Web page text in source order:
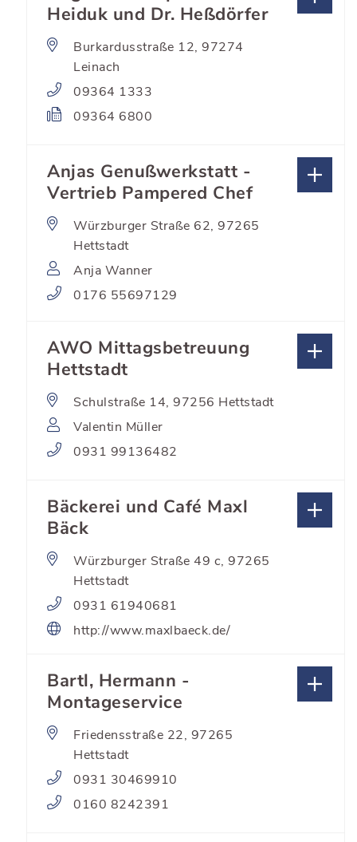
Heiduk und Dr. Heßdörfer
Burkardusstraße 12, 97274
Leinach
09364 1333
09364 6800
Anjas Genußwerkstatt -
Vertrieb Pampered Chef
Würzburger Straße 62, 97265
Hettstadt
Anja Wanner
0176 55697129
AWO Mittagsbetreuung
Hettstadt
Schulstraße 14, 97256 Hettstadt
Valentin Müller
0931 99136482
Bäckerei und Café Maxl
Bäck
Würzburger Straße 49 c, 97265
Hettstadt
0931 61940681
http://www.maxlbaeck.de/
Bartl, Hermann -
Montageservice
Friedensstraße 22, 97265
Hettstadt
0931 30469910
0160 8242391